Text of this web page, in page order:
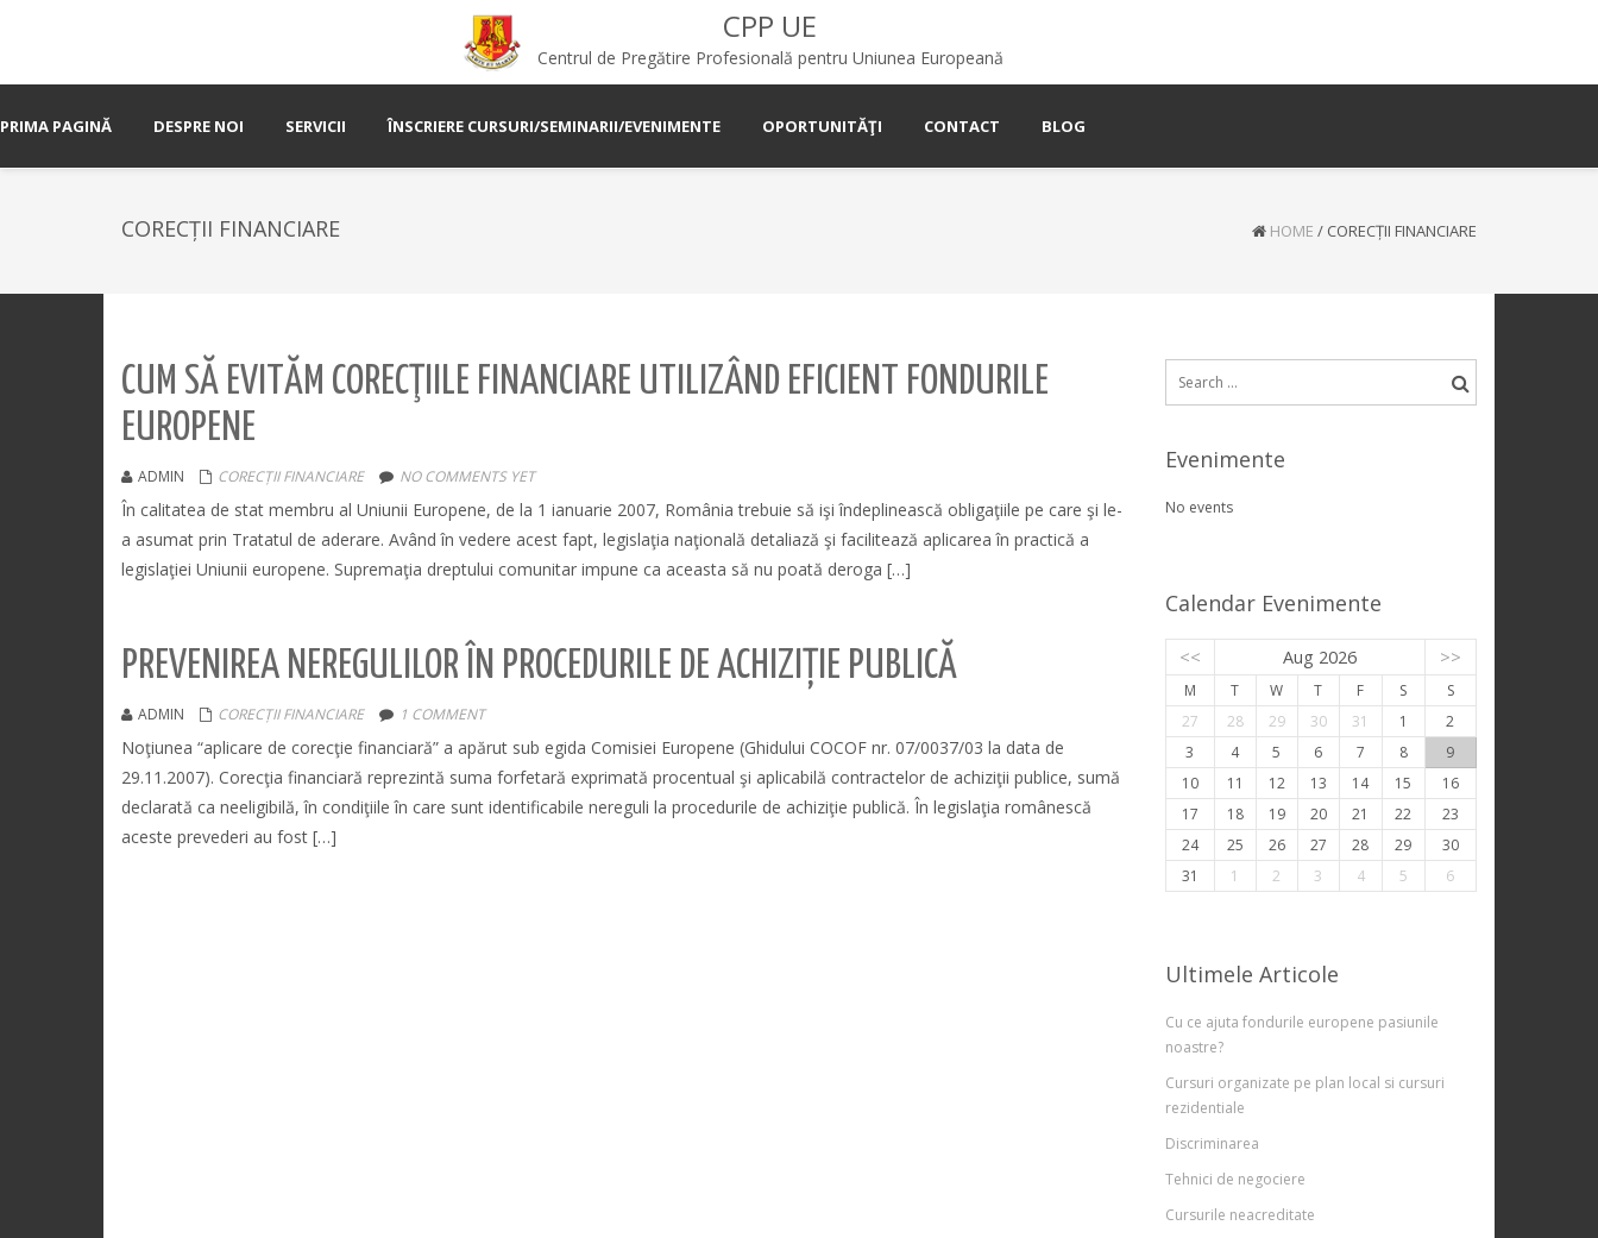
CPP UE
Centrul de Pregătire Profesională pentru Uniunea Europeană
PRIMA PAGINĂ DESPRE NOI SERVICII ÎNSCRIERE CURSURI/SEMINARII/EVENIMENTE OPORTUNITĂŢI CONTACT BLOG
CORECȚII FINANCIARE HOME / CORECȚII FINANCIARE
CUM SĂ EVITĂM CORECŢIILE FINANCIARE UTILIZÂND EFICIENT FONDURILE
EUROPENE
ADMIN CORECȚII FINANCIARE NO COMMENTS YET
În calitatea de stat membru al Uniunii Europene, de la 1 ianuarie 2007, România trebuie să işi îndeplinească obligaţiile pe care şi le-
a asumat prin Tratatul de aderare. Având în vedere acest fapt, legislaţia naţională detaliază şi facilitează aplicarea în practică a
legislaţiei Uniunii europene. Supremaţia dreptului comunitar impune ca aceasta să nu poată deroga […]
PREVENIREA NEREGULILOR ÎN PROCEDURILE DE ACHIZIȚIE PUBLICĂ
ADMIN CORECȚII FINANCIARE 1 COMMENT
Noţiunea “aplicare de corecţie financiară” a apărut sub egida Comisiei Europene (Ghidului COCOF nr. 07/0037/03 la data de
29.11.2007). Corecţia financiară reprezintă suma forfetară exprimată procentual şi aplicabilă contractelor de achiziţii publice, sumă
declarată ca neeligibilă, în condiţiile în care sunt identificabile nereguli la procedurile de achiziţie publică. În legislaţia românescă
aceste prevederi au fost […]
Search
Evenimente
No events
Calendar Evenimente
<< Aug 2026 >>
M T W T F S
S
27
28 29 30 31 1
2
3
4 5 6 7 8
9
10
11 12 13 14 15
16
17
18 19 20 21 22
23
24
25 26 27 28 29
30
31
1 2 3 4 5 6
Ultimele Articole
Cu ce ajuta fondurile europene pasiunile
noastre?
Cursuri organizate pe plan local si cursuri
rezidentiale
Discriminarea
Tehnici de negociere
Cursurile neacreditate